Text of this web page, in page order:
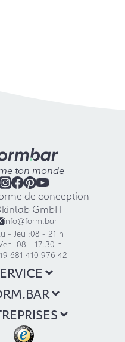
ton monde
de conception
GmbH
info@form.bar
- Jeu :08 - 21 h
:08 - 17:30 h
681 410 976 42